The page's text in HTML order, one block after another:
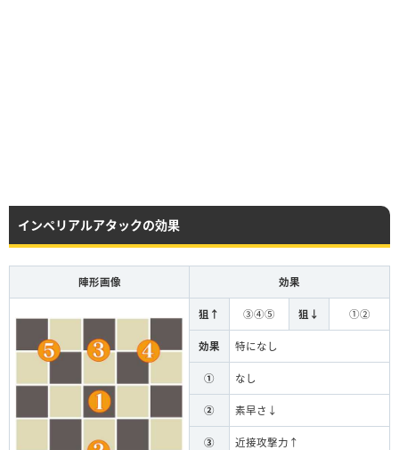
インペリアルアタックの効果
陣形画像 効果
狙↑ ③④⑤ 狙↓ ①②
効果 特になし
① なし
② 素早さ↓
③ 近接攻撃力↑